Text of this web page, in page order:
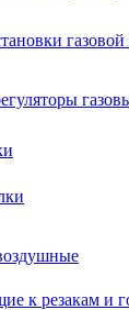
газовой
к резакам и